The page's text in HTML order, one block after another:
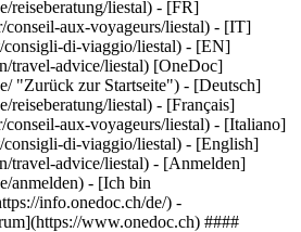
reiseberatung/liestal) - [FR]
aux-voyageurs/liestal) - [IT]
di-viaggio/liestal) - [EN]
travel-advice/liestal) [OneDoc]
"Zurück zur Startseite") - [Deutsch]
reiseberatung/liestal) - [Français]
aux-voyageurs/liestal) - [Italiano]
di-viaggio/liestal) - [English]
travel-advice/liestal) - [Anmelden]
anmelden) - [Ich bin
info.onedoc.ch/de/) -
www.onedoc.ch) ####